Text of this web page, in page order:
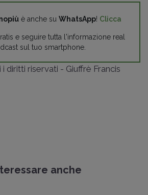
è anche su WhatsApp! Clicca
e seguire tutta l'informazione real
sul tuo smartphone.
diritti riservati - Giuffrè Francis
anche